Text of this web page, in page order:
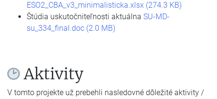
ESO2_CBA_v3_minimalisticka.xlsx (274.3 KB)
Štúdia uskutočniteľnosti aktuálna SU-MD-
su_334_final.doc (2.0 MB)
Aktivity
V tomto projekte už prebehli nasledovné dôležité aktivity /